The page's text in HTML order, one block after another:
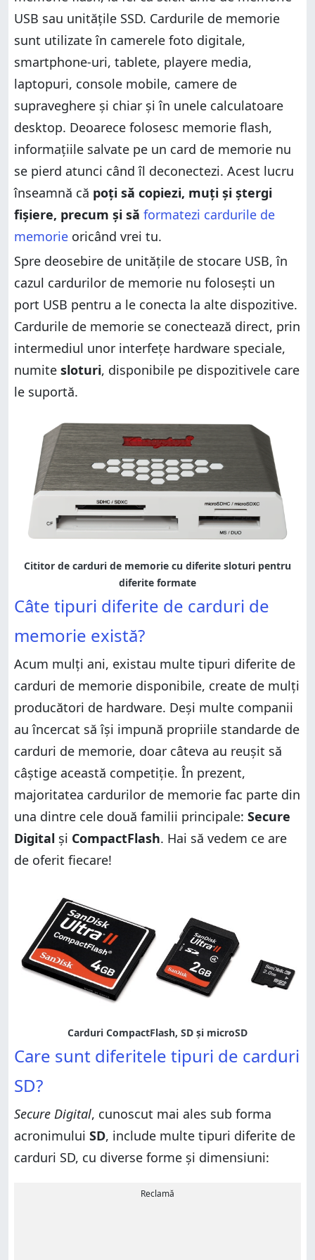
Ai și alte întrebări despre cardurile de memorie?
USB sau unitățile SSD. Cardurile de memorie
sunt utilizate în camerele foto digitale,
smartphone-uri, tablete, playere media,
laptopuri, console mobile, camere de
supraveghere și chiar și în unele calculatoare
desktop. Deoarece folosesc memorie flash,
informațiile salvate pe un card de memorie nu
se pierd atunci când îl deconectezi. Acest lucru
înseamnă că poți să copiezi, muți și ștergi
fișiere, precum și să formatezi cardurile de
memorie oricând vrei tu.
Spre deosebire de unitățile de stocare USB, în
cazul cardurilor de memorie nu folosești un
port USB pentru a le conecta la alte dispozitive.
Cardurile de memorie se conectează direct, prin
intermediul unor interfețe hardware speciale,
numite sloturi, disponibile pe dispozitivele care
le suportă.
Cititor de carduri de memorie cu diferite sloturi pentru
diferite formate
Câte tipuri diferite de carduri de
memorie există?
Acum mulți ani, existau multe tipuri diferite de
carduri de memorie disponibile, create de mulți
producători de hardware. Deși multe companii
au încercat să își impună propriile standarde de
carduri de memorie, doar câteva au reușit să
câștige această competiție. În prezent,
majoritatea cardurilor de memorie fac parte din
una dintre cele două familii principale: Secure
Digital și CompactFlash. Hai să vedem ce are
de oferit fiecare!
Carduri CompactFlash, SD și microSD
Care sunt diferitele tipuri de carduri
SD?
Secure Digital, cunoscut mai ales sub forma
acronimului SD, include multe tipuri diferite de
carduri SD, cu diverse forme și dimensiuni:
Reclamă